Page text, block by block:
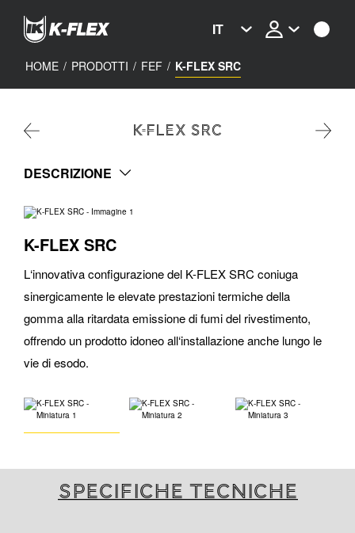
content
IT
HOME / PRODOTTI / FEF / K-FLEX SRC
K-FLEX SRC
DESCRIZIONE
K-FLEX SRC
L‘innovativa configurazione del K-FLEX SRC coniuga
sinergicamente le elevate prestazioni termiche della
gomma alla ritardata emissione di fumi del rivestimento,
offrendo un prodotto idoneo all‘installazione anche lungo le
vie di esodo.
Specifiche tecniche